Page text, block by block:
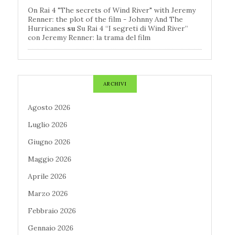
On Rai 4 "The secrets of Wind River" with Jeremy
Renner: the plot of the film - Johnny And The
Hurricanes su Su Rai 4 “I segreti di Wind River”
con Jeremy Renner: la trama del film
ARCHIVI
Agosto 2026
Luglio 2026
Giugno 2026
Maggio 2026
Aprile 2026
Marzo 2026
Febbraio 2026
Gennaio 2026